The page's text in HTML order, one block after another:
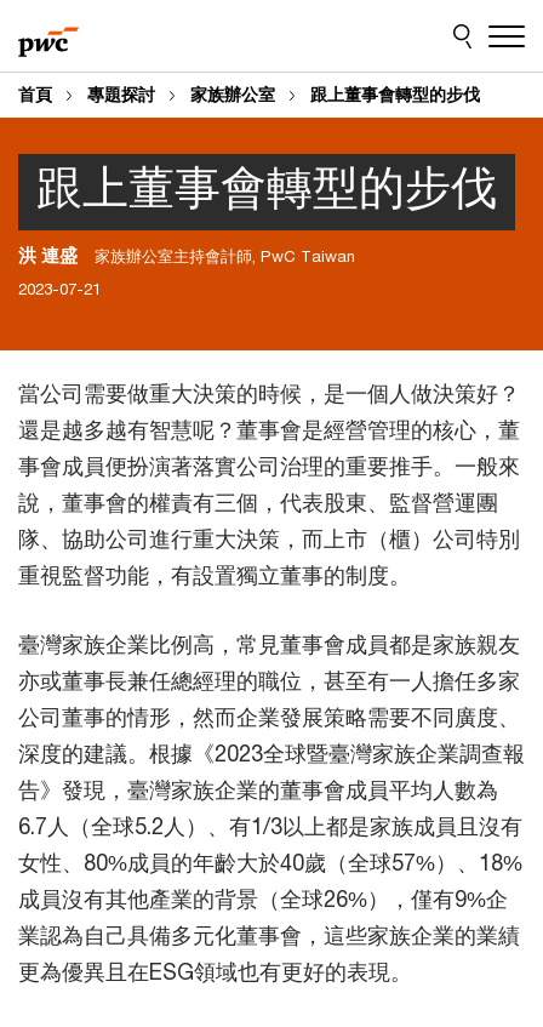
to
content
to
footer
首頁 專題探討 家族辦公室 跟上董事會轉型的步伐
跟上董事會轉型的步伐
洪 連盛
家族辦公室主持會計師, PwC Taiwan
2023-07-21
當公司需要做重大決策的時候，是一個人做決策好？
還是越多越有智慧呢？董事會是經營管理的核心，董
事會成員便扮演著落實公司治理的重要推手。一般來
說，董事會的權責有三個，代表股東、監督營運團
隊、協助公司進行重大決策，而上市（櫃）公司特別
重視監督功能，有設置獨立董事的制度。
臺灣家族企業比例高，常見董事會成員都是家族親友
亦或董事長兼任總經理的職位，甚至有一人擔任多家
公司董事的情形，然而企業發展策略需要不同廣度、
深度的建議。根據《2023全球暨臺灣家族企業調查報
告》發現，臺灣家族企業的董事會成員平均人數為
6.7人（全球5.2人）、有1/3以上都是家族成員且沒有
女性、80%成員的年齡大於40歲（全球57%）、18%
成員沒有其他產業的背景（全球26%），僅有9%企
業認為自己具備多元化董事會，這些家族企業的業績
更為優異且在ESG領域也有更好的表現。